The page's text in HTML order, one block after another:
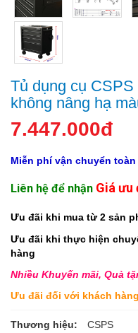
Tủ dụng cụ
không nâng hạ
7.447.000đ
Miễn phí vận chuyển
Liên hệ để nhận Giá ưu
Ưu đãi khi mua từ 2 sản
Ưu đãi khi thực hiện
hàng
Nhiều Khuyến mãi, Quà
Ưu đãi đối với khách
Thương hiệu:
CSPS